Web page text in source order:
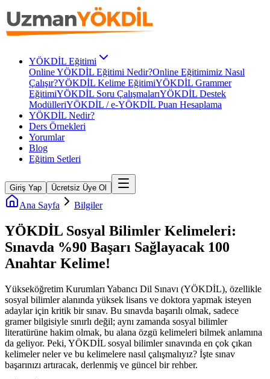
YÖKDİL Eğitimi
Online YÖKDİL Eğitimi Nedir?Online Eğitimimiz Nasıl
Çalışır?YÖKDİL Kelime EğitimiYÖKDİL Grammer
EğitimiYÖKDİL Soru ÇalışmalarıYÖKDİL Destek
ModülleriYÖKDİL / e-YÖKDİL Puan Hesaplama
YÖKDİL Nedir?
Ders Örnekleri
Yorumlar
Blog
Eğitim Setleri
Giriş Yap Ücretsiz Üye Ol
Ana Sayfa Bilgiler
YÖKDİL Sosyal Bilimler Kelimeleri:
Sınavda %90 Başarı Sağlayacak 100
Anahtar Kelime!
Yükseköğretim Kurumları Yabancı Dil Sınavı (YÖKDİL), özellikle
sosyal bilimler alanında yüksek lisans ve doktora yapmak isteyen
adaylar için kritik bir sınav. Bu sınavda başarılı olmak, sadece
gramer bilgisiyle sınırlı değil; aynı zamanda sosyal bilimler
literatürüne hakim olmak, bu alana özgü kelimeleri bilmek anlamına
da geliyor. Peki, YÖKDİL sosyal bilimler sınavında en çok çıkan
kelimeler neler ve bu kelimelere nasıl çalışmalıyız? İşte sınav
başarınızı artıracak, derlenmiş ve güncel bir rehber.